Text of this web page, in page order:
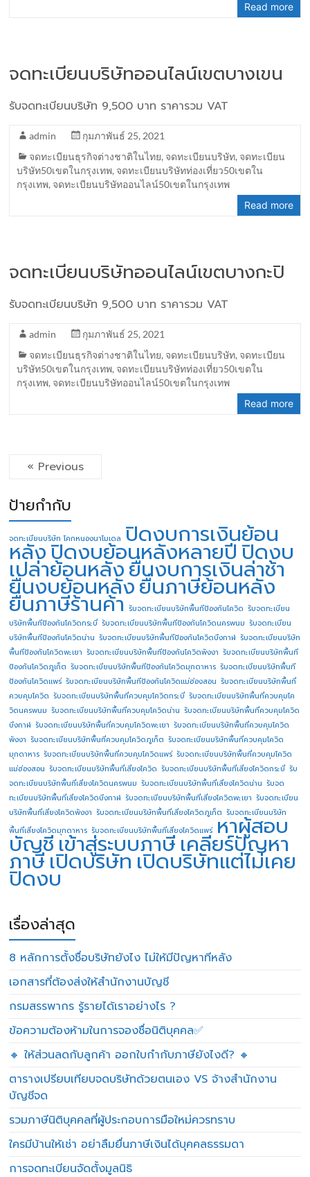
Read more
จดทะเบียนบริษัทออนไลน์เขตบางเขน
รับจดทะเบียนบริษัท 9,500 บาท ราคารวม VAT
admin
กุมภาพันธ์ 25, 2021
จดทะเบียนธุรกิจต่างชาติในไทย, จดทะเบียนบริษัท, จดทะเบียน
บริษัท50เขตในกรุงเทพ, จดทะเบียนบริษัทท่องเที่ยว50เขตใน
กรุงเทพ, จดทะเบียนบริษัทออนไลน์50เขตในกรุงเทพ
Read more
จดทะเบียนบริษัทออนไลน์เขตบางกะปิ
รับจดทะเบียนบริษัท 9,500 บาท ราคารวม VAT
admin
กุมภาพันธ์ 25, 2021
จดทะเบียนธุรกิจต่างชาติในไทย, จดทะเบียนบริษัท, จดทะเบียน
บริษัท50เขตในกรุงเทพ, จดทะเบียนบริษัทท่องเที่ยว50เขตใน
กรุงเทพ, จดทะเบียนบริษัทออนไลน์50เขตในกรุงเทพ
Read more
« Previous
ป้ายกำกับ
จดทะเบียนบริษัท โคกหนองนาโมเดล ปิดงบการเงินย้อน
หลังปิดงบย้อนหลังหลายปี ปิดงบ
เปล่าย้อนหลังยื่นงบการเงินล่าช้า
ยื่นงบย้อนหลังยื่นภาษีย้อนหลัง
ยื่นภาษีร้านค้า รับจดทะเบียนบริษัทพื้นทีป้องกันโควิด รับจดทะเบียน
บริษัทพื้นทีป้องกันโควิดกระบี่ รับจดทะเบียนบริษัทพื้นทีป้องกันโควิดนครพนม รับจดทะเบียน
บริษัทพื้นทีป้องกันโควิดน่าน รับจดทะเบียนบริษัทพื้นทีป้องกันโควิดบึงกาฬ รับจดทะเบียนบริษัท
พื้นทีป้องกันโควิดพะเยา รับจดทะเบียนบริษัทพื้นทีป้องกันโควิดพังงา รับจดทะเบียนบริษัทพื้นที
ป้องกันโควิดภูเก็ต รับจดทะเบียนบริษัทพื้นทีป้องกันโควิดมุกดาหาร รับจดทะเบียนบริษัทพื้นที
ป้องกันโควิดแพร่ รับจดทะเบียนบริษัทพื้นทีป้องกันโควิดแม่ฮ่องสอน รับจดทะเบียนบริษัทพื้นที่
ควบคุมโควิด รับจดทะเบียนบริษัทพื้นที่ควบคุมโควิดกระบี่ รับจดทะเบียนบริษัทพื้นที่ควบคุมโค
วิดนครพนม รับจดทะเบียนบริษัทพื้นที่ควบคุมโควิดน่าน รับจดทะเบียนบริษัทพื้นที่ควบคุมโควิด
บึงกาฬ รับจดทะเบียนบริษัทพื้นที่ควบคุมโควิดพะเยา รับจดทะเบียนบริษัทพื้นที่ควบคุมโควิด
พังงา รับจดทะเบียนบริษัทพื้นที่ควบคุมโควิดภูเก็ต รับจดทะเบียนบริษัทพื้นที่ควบคุมโควิด
มุกดาหาร รับจดทะเบียนบริษัทพื้นที่ควบคุมโควิดแพร่ รับจดทะเบียนบริษัทพื้นที่ควบคุมโควิด
แม่ฮ่องสอน รับจดทะเบียนบริษัทพื้นที่เสี่ยงโควิด รับจดทะเบียนบริษัทพื้นที่เสี่ยงโควิดกระบี่ รับ
จดทะเบียนบริษัทพื้นที่เสี่ยงโควิดนครพนม รับจดทะเบียนบริษัทพื้นที่เสี่ยงโควิดน่าน รับจด
ทะเบียนบริษัทพื้นที่เสี่ยงโควิดบึงกาฬ รับจดทะเบียนบริษัทพื้นที่เสี่ยงโควิดพะเยา รับจดทะเบียน
บริษัทพื้นที่เสี่ยงโควิดพังงา รับจดทะเบียนบริษัทพื้นที่เสี่ยงโควิดภูเก็ต รับจดทะเบียนบริษัท
พื้นที่เสี่ยงโควิดมุกดาหาร รับจดทะเบียนบริษัทพื้นที่เสี่ยงโควิดแพร่ หาผู้สอบ
บัญชี เข้าสู่ระบบภาษี เคลียร์ปัญหา
ภาษีเปิดบริษัทเปิดบริษัทแต่ไม่เคย
ปิดงบ
เรื่องล่าสุด
8 หลักการตั้งชื่อบริษัทยังไง ไม่ให้มีปัญหาทีหลัง
เอกสารที่ต้องส่งให้สำนักงานบัญชี
กรมสรรพากร รู้รายได้เราอย่างไร ?
ข้อความต้องห้ามในการจองชื่อนิติบุคคล✅
🔸 ให้ส่วนลดกับลูกค้า ออกใบกำกับภาษียังไงดี? 🔸
ตารางเปรียบเทียบจดบริษัทด้วยตนเอง VS จ้างสำนักงาน
บัญชีจด
รวมภาษีนิติบุคคลที่ผู้ประกอบการมือใหม่ควรทราบ
ใครมีบ้านให้เช่า อย่าลืมยื่นภาษีเงินได้บุคคลธรรมดา
การจดทะเบียนจัดตั้งมูลนิธิ